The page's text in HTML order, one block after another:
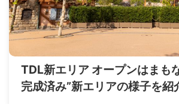
TDL新エリア オープンはまも
完成済み”新エリアの様子を紹